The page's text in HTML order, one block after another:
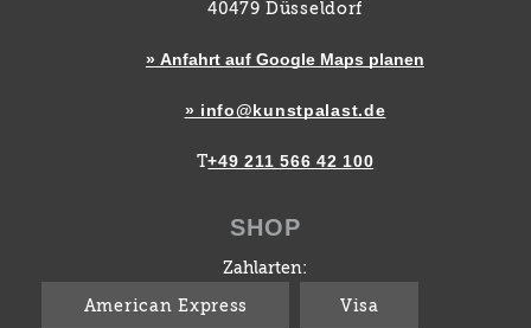
40479 Düsseldorf
» Anfahrt auf Google Maps planen
» info@kunstpalast.de
T+49 211 566 42 100
SHOP
Zahlarten:
American Express Visa